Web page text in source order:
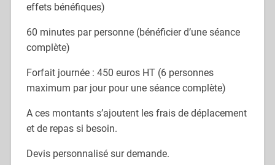
effets bénéfiques)
60 minutes par personne (bénéficier d’une séance
complète)
Forfait journée : 450 euros HT (6 personnes
maximum par jour pour une séance complète)
A ces montants s’ajoutent les frais de déplacement
et de repas si besoin.
Devis personnalisé sur demande.